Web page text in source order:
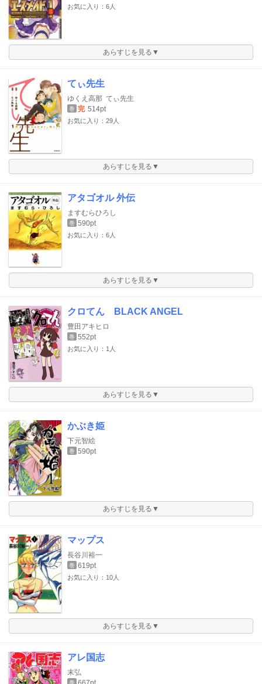
お気に入り：6人
あらすじを見る▼
てぃ先生
ゆくえ高那 てぃ先生
巻 完 514pt
お気に入り：29人
あらすじを見る▼
アタゴオル 外伝
ますむらひろし
巻 590pt
お気に入り：6人
あらすじを見る▼
クロてん BLACK ANGEL
豊田アキヒロ
巻 552pt
お気に入り：1人
あらすじを見る▼
かぶき姫
下元智絵
巻 590pt
あらすじを見る▼
マップス
長谷川裕一
巻 619pt
お気に入り：10人
あらすじを見る▼
アレ国志
末弘
巻